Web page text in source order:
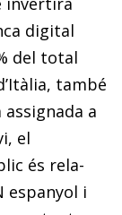
digital
del total
també
a
el
és rela­­
espanyol i